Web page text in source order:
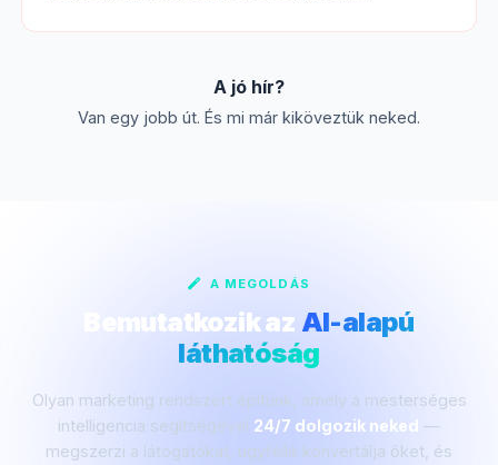
A jó hír?
Van egy jobb út. És mi már kiköveztük neked.
A MEGOLDÁS
Bemutatkozik az AI-alapú
láthatóság
Olyan marketing rendszert építünk, amely a mesterséges
intelligencia segítségével 24/7 dolgozik neked —
megszerzi a látogatókat, ügyféllé konvertálja őket, és